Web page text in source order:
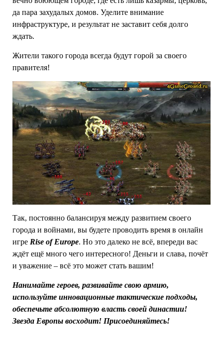
да пара захудалых домов. Уделите внимание
инфраструктуре, и результат не заставит себя долго
ждать.
Жители такого города всегда будут горой за своего
правителя!
Так, постоянно балансируя между развитием своего
города и войнами, вы будете проводить время в онлайн
игре Rise of Europe. Но это далеко не всё, впереди вас
ждёт ещё много чего интересного! Деньги и слава, почёт
и уважение – всё это может стать вашим!
Нанимайте героев, развивайте свою армию,
используйте инновационные тактические подходы,
обеспечьте абсолютную власть своей династии!
Звезда Европы восходит! Присоединяйтесь!